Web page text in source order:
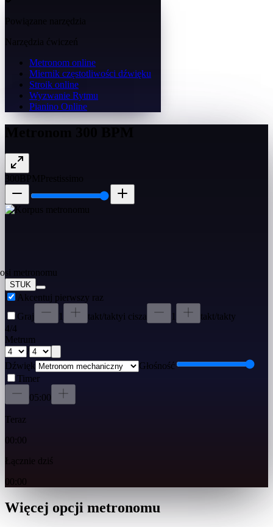
Powiązane narzędzia
Narzędzia ćwiczeń
Metronom online
Miernik częstotliwości dźwięku
Stroik online
Wyzwanie Rytmu
Pianino Online
STUK
Akcentuj pierwszy raz
Graj
1 takt/taktyi cisza 1
takt/takty
4/4
Metrum
/
Dźwięk
Głośność
Timer
05:00
Teraz
00:00
Łącznie dziś
00:00
Więcej opcji metronomu